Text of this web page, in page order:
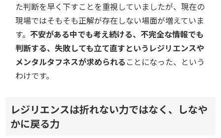
た判断を早く下すことを重視していましたが、現在の
現場ではそもそも正解が存在しない場面が増えていま
す。不安がある中でも考え続ける、不完全な情報でも
判断する、失敗しても立て直すというレジリエンスや
メンタルタフネスが求められる ことになった、という
わけです。
レジリエンスは折れない力ではなく、しなや
かに戻る力